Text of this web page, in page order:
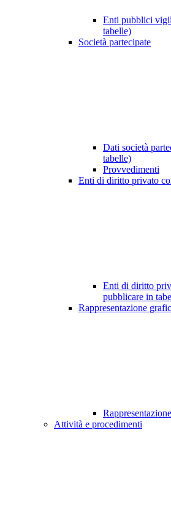
Enti pubblici
tabelle)
Società partecipate
Dati società
tabelle)
Provvedimenti
Enti di diritto privato
Enti di diritto
pubblicare in
Rappresentazione
Attività e procedimenti